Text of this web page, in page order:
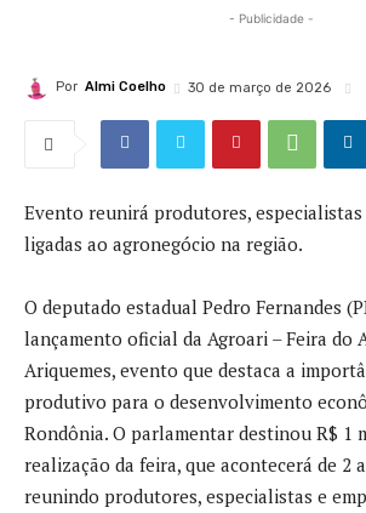
- Publicidade -
Por Almi Coelho 30 de março de 2026
Evento reunirá produtores, especialistas
ligadas ao agronegócio na região.
O deputado estadual Pedro Fernandes
lançamento oficial da Agroari – Feira do
Ariquemes, evento que destaca a
produtivo para o desenvolvimento
Rondônia. O parlamentar destinou R$ 1
realização da feira, que acontecerá de 2
reunindo produtores, especialistas e